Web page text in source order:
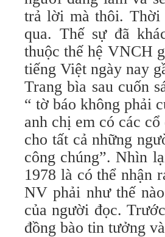
trả lời mà thôi.
qua. Thế sự đã
thuộc thế hệ VNCH
tiếng Việt ngày nay
Trang bìa sau cuốn
“ tờ báo không phải
anh chị em có các
cho tất cả những
công chúng”. Nhìn
1978 là có thể nhận
NV phải như thế
của người đọc.
đồng bào tin tưởng